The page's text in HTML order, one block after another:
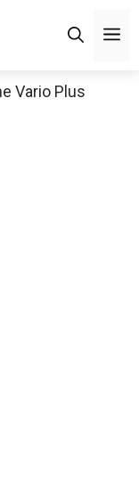
Vario Plus